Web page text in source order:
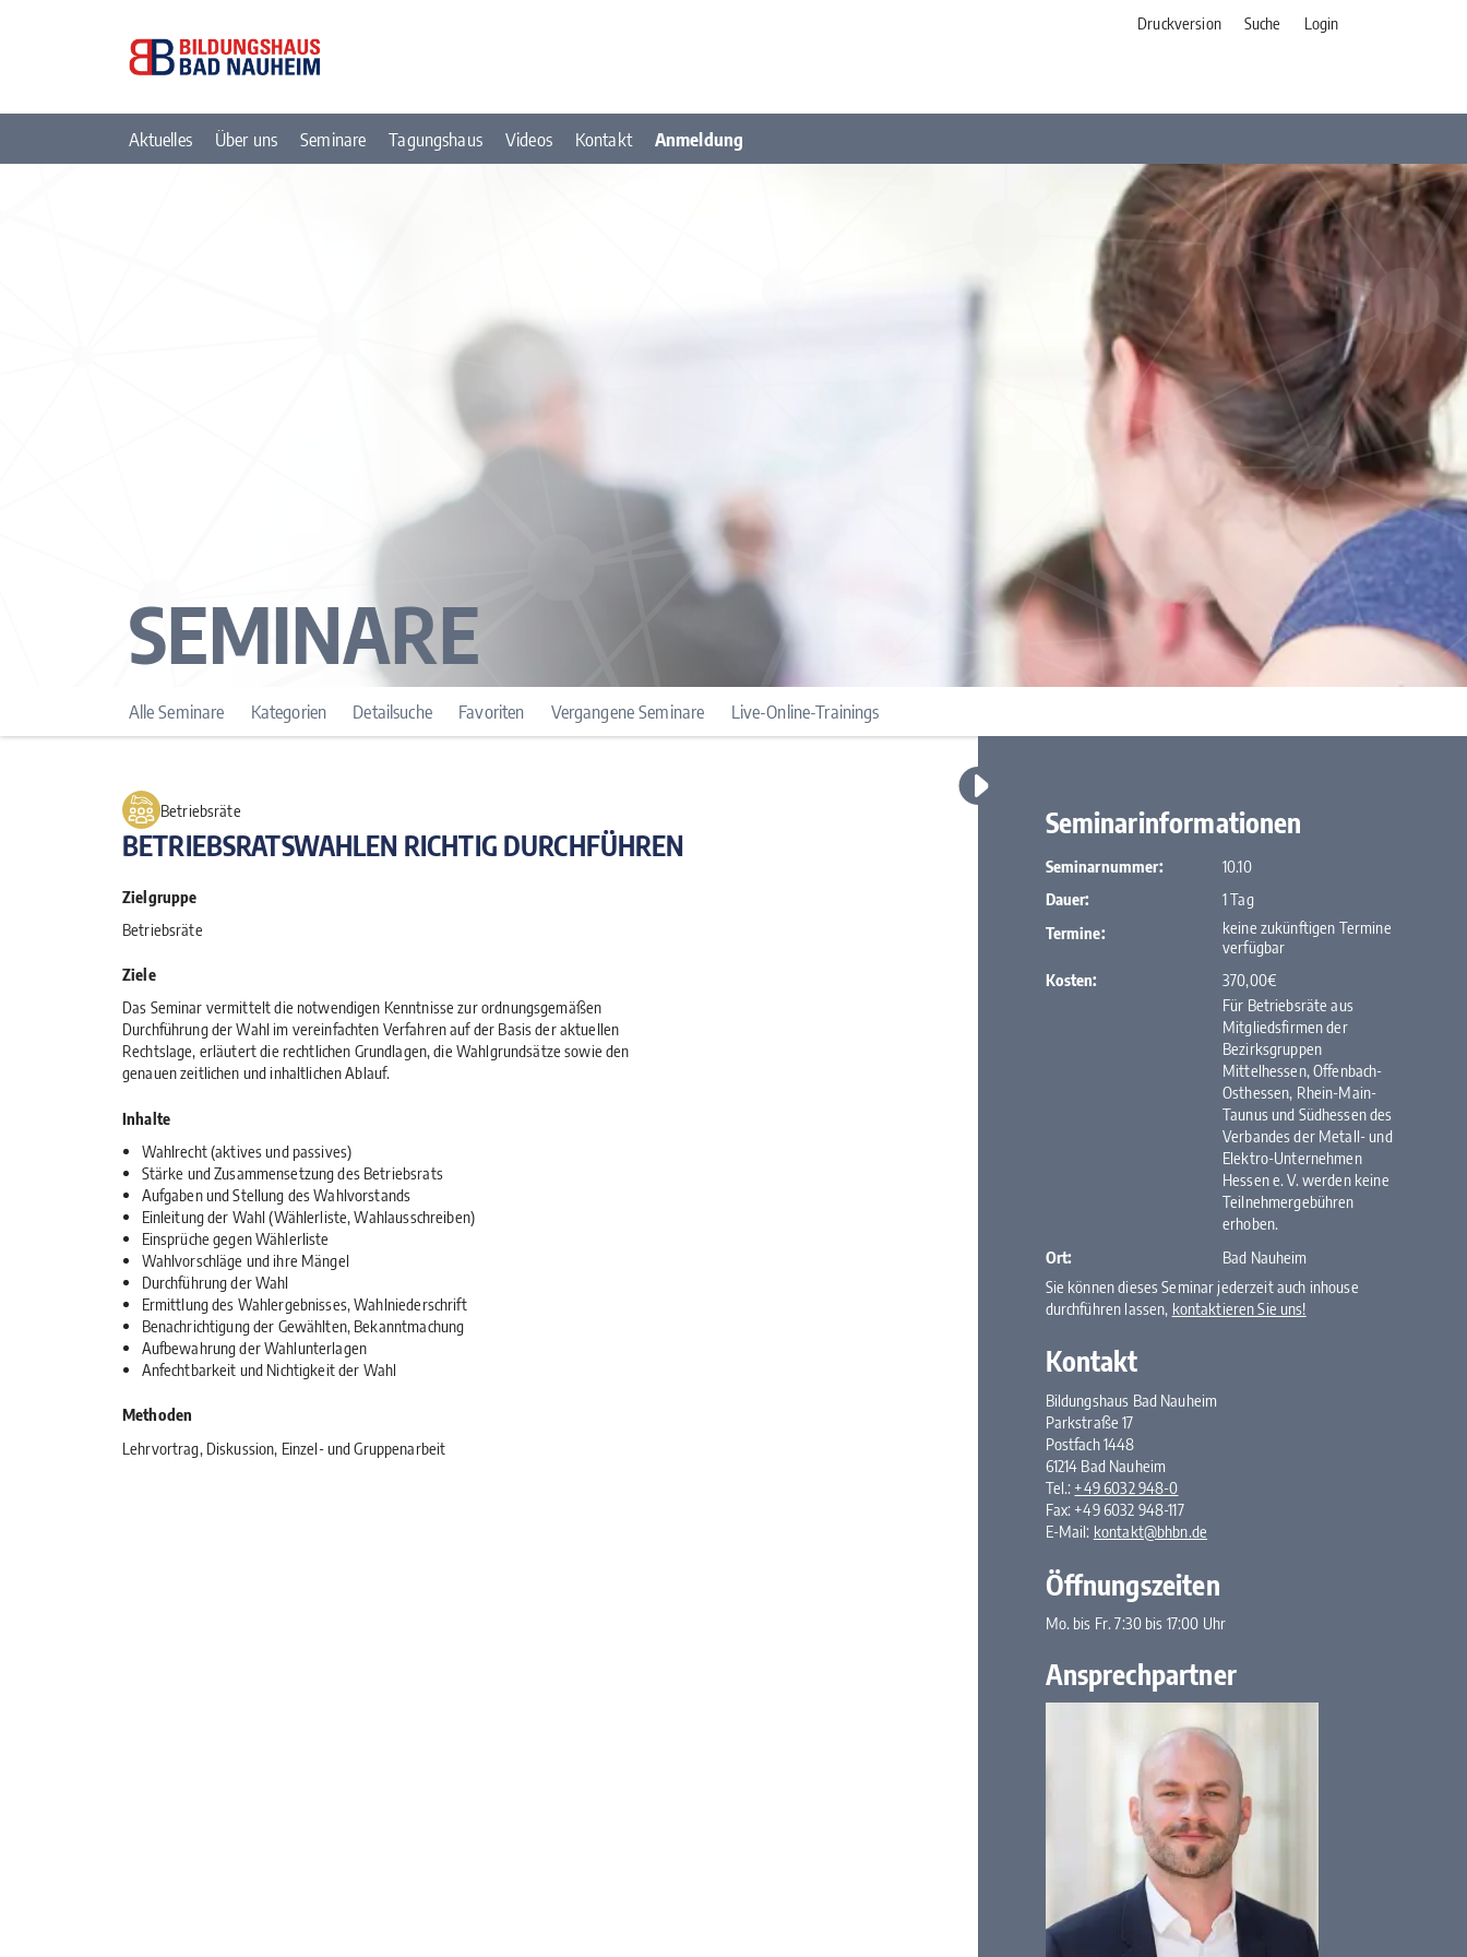
Druckversion Suche Login
Aktuelles Über uns Seminare Tagungshaus Videos Kontakt Anmeldung
SEMINARE
Alle Seminare Kategorien Detailsuche Favoriten Vergangene Seminare Live-Online-Trainings
Betriebsräte
BETRIEBSRATSWAHLEN RICHTIG DURCHFÜHREN
Zielgruppe
Betriebsräte
Ziele
Das Seminar vermittelt die notwendigen Kenntnisse zur ordnungsgemäßen
Durchführung der Wahl im vereinfachten Verfahren auf der Basis der aktuellen
Rechtslage, erläutert die rechtlichen Grundlagen, die Wahlgrundsätze sowie den
genauen zeitlichen und inhaltlichen Ablauf.
Inhalte
Wahlrecht (aktives und passives)
Stärke und Zusammensetzung des Betriebsrats
Aufgaben und Stellung des Wahlvorstands
Einleitung der Wahl (Wählerliste, Wahlausschreiben)
Einsprüche gegen Wählerliste
Wahlvorschläge und ihre Mängel
Durchführung der Wahl
Ermittlung des Wahlergebnisses, Wahlniederschrift
Benachrichtigung der Gewählten, Bekanntmachung
Aufbewahrung der Wahlunterlagen
Anfechtbarkeit und Nichtigkeit der Wahl
Methoden
Lehrvortrag, Diskussion, Einzel- und Gruppenarbeit
Seminarinformationen
Seminarnummer:
10.10
Dauer:
1 Tag
Termine:
keine zukünftigen Termine
verfügbar
Kosten:
370,00€
Für Betriebsräte aus
Mitgliedsfirmen der
Bezirksgruppen
Mittelhessen, Offenbach-
Osthessen, Rhein-Main-
Taunus und Südhessen des
Verbandes der Metall- und
Elektro-Unternehmen
Hessen e. V. werden keine
Teilnehmergebühren
erhoben.
Ort:
Bad Nauheim
Sie können dieses Seminar jederzeit auch inhouse
durchführen lassen, kontaktieren Sie uns!
Kontakt
Bildungshaus Bad Nauheim
Parkstraße 17
Postfach 1448
61214 Bad Nauheim
Tel.: +49 6032 948-0
Fax: +49 6032 948-117
E-Mail: kontakt@bhbn.de
Öffnungszeiten
Mo. bis Fr. 7:30 bis 17:00 Uhr
Ansprechpartner